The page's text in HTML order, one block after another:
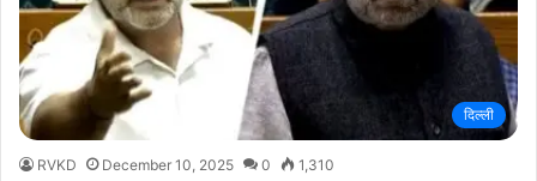
दिल्ली
RVKD December 10, 2025 0 1,310